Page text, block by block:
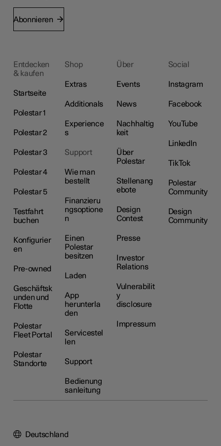
Abonnieren
Entdecken
& kaufen
Startseite
Polestar 1
Polestar 2
Polestar 3
Polestar 4
Polestar 5
Testfahrt
buchen
Konfigurier
en
Pre-owned
Geschäftsk
unden und
Flotte
Polestar
Fleet Portal
Polestar
Standorte
Shop
Extras
Additionals
Experience
s
Support
Wie man
bestellt
Finanzieru
ngsoptione
n
Einen
Polestar
besitzen
Laden
App
herunterla
den
Servicestel
len
Support
Bedienung
sanleitung
Über
Events
News
Nachhaltig
keit
Über
Polestar
Stellenang
ebote
Design
Contest
Presse
Investor
Relations
Vulnerabilit
y
disclosure
Impressum
Social
Instagram
Facebook
YouTube
LinkedIn
TikTok
Polestar
Community
Design
Community
Deutschland